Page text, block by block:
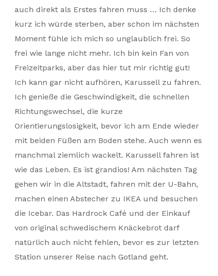
auch direkt als Erstes fahren muss … Ich denke
kurz ich würde sterben, aber schon im nächsten
Moment fühle ich mich so unglaublich frei. So
frei wie lange nicht mehr. Ich bin kein Fan von
Freizeitparks, aber das hier tut mir richtig gut!
Ich kann gar nicht aufhören, Karussell zu fahren.
Ich genieße die Geschwindigkeit, die schnellen
Richtungswechsel, die kurze
Orientierungslosigkeit, bevor ich am Ende wieder
mit beiden Füßen am Boden stehe. Auch wenn es
manchmal ziemlich wackelt. Karussell fahren ist
wie das Leben. Es ist grandios! Am nächsten Tag
gehen wir in die Altstadt, fahren mit der U-Bahn,
machen einen Abstecher zu IKEA und besuchen
die Icebar. Das Hardrock Café und der Einkauf
von original schwedischem Knäckebrot darf
natürlich auch nicht fehlen, bevor es zur letzten
Station unserer Reise nach Gotland geht.